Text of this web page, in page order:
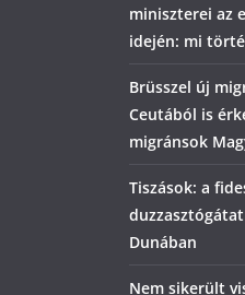
miniszterei az
idején: mi
Brüsszel új
Ceutából is
migránsok
Tiszások: a
Dunában
Nem sikerült